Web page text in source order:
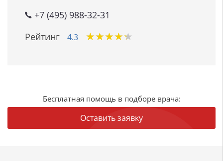
+7 (495) 988-32-31
Рейтинг
4.3 ★★★★★
★★★★★
Бесплатная помощь в подборе врача:
Оставить заявку